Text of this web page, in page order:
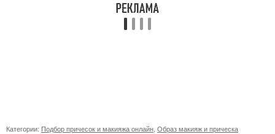
Категории: Подбор причесок и макияжа онлайн Образ макияж и прическа